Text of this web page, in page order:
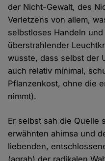
der Nicht-Gewalt, des
Verletzens von allem,
selbstloses Handeln
überstrahlender
wusste, dass selbst der
auch relativ minimal,
Pflanzenkost, ohne die
nimmt).
Er selbst sah die Quelle
erwähnten ahimsa und
liebenden,